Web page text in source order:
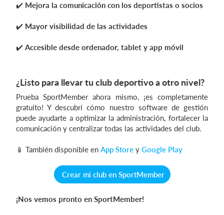
✔️ Mejora la comunicación con los deportistas o socios
✔️ Mayor visibilidad de las actividades
✔️ Accesible desde ordenador, tablet y app móvil
¿Listo para llevar tu club deportivo a otro nivel?
Prueba SportMember ahora mismo, ¡es completamente
gratuito! Y descubrí cómo nuestro software de gestión
puede ayudarte a optimizar la administración, fortalecer la
comunicación y centralizar todas las actividades del club.
📱 También disponible en App Store y Google Play
Crear mi club en SportMember
¡Nos vemos pronto en SportMember!